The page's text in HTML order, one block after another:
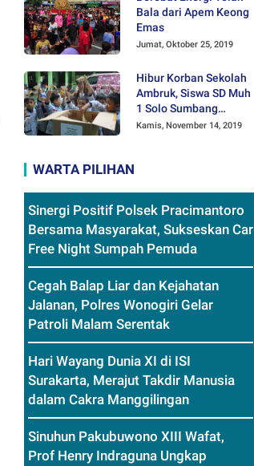
Bala dari Apem Keong
Emas
Jumat, Oktober 25, 2019
Hibur Korban Sekolah
Ambruk, Siswa SD Muh
1 Solo Sumbang
Mainan Othok-othok
Kamis, November 14, 2019
WARTA PILIHAN
Sinergi Positif Polsek Pracimantoro
Bersama Masyarakat, Sukseskan Car
Free Night Sumpah Pemuda
Cegah Balap Liar dan Kejahatan
Jalanan, Polres Wonogiri Gelar
Patroli Malam Serentak
Hari Wayang Dunia XI di ISI
Surakarta, Merajut Takdir Manusia
dalam Cakra Manggilingan
Sinuhun Pakubuwono XIII Wafat,
Prof Henry Indraguna Ungkap